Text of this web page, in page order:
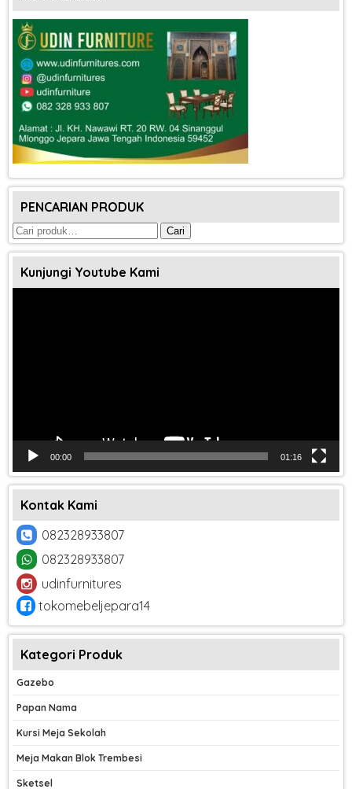
PENCARIAN PRODUK
Pencarian
untuk:
Cari
Kunjungi Youtube Kami
00:00 01:16
Kontak Kami
082328933807
082328933807
udinfurnitures
tokomebeljepara14
Kategori Produk
Gazebo
Papan Nama
Kursi Meja Sekolah
Meja Makan Blok Trembesi
Sketsel